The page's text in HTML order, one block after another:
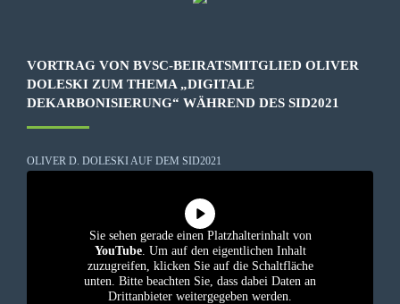
VORTRAG VON BVSC-BEIRATSMITGLIED OLIVER
DOLESKI ZUM THEMA „DIGITALE
DEKARBONISIERUNG“ WÄHREND DES SID2021
OLIVER D. DOLESKI AUF DEM SID2021
Sie sehen gerade einen Platzhalterinhalt von
YouTube. Um auf den eigentlichen Inhalt
zuzugreifen, klicken Sie auf die Schaltfläche
unten. Bitte beachten Sie, dass dabei Daten an
Drittanbieter weitergegeben werden.